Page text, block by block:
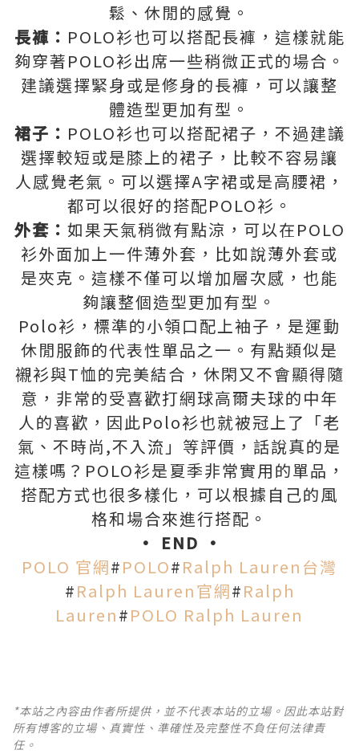
鬆、休閒的感覺。
長褲： POLO衫也可以搭配長褲，這樣就能
夠穿著POLO衫出席一些稍微正式的場合。
建議選擇緊身或是修身的長褲，可以讓整
體造型更加有型。
裙子： POLO衫也可以搭配裙子，不過建議
選擇較短或是膝上的裙子，比較不容易讓
人感覺老氣。可以選擇A字裙或是高腰裙，
都可以很好的搭配POLO衫。
外套： 如果天氣稍微有點涼，可以在POLO
衫外面加上一件薄外套，比如說薄外套或
是夾克。這樣不僅可以增加層次感，也能
夠讓整個造型更加有型。
Polo衫，標準的小領口配上袖子，是運動
休閒服飾的代表性單品之一。有點類似是
襯衫與T恤的完美結合，休閑又不會顯得隨
意，非常的受喜歡打網球高爾夫球的中年
人的喜歡，因此Polo衫也就被冠上了「老
氣、不時尚,不入流」等評價，話說真的是
這樣嗎？POLO衫是夏季非常實用的單品，
搭配方式也很多樣化，可以根據自己的風
格和場合來進行搭配。
• END •
POLO 官網#POLO#Ralph Lauren台灣
#Ralph Lauren官網#Ralph
Lauren#POLO Ralph Lauren
*本站之內容由作者所提供，並不代表本站的立場。因此本站對
所有博客的立場、真實性、準確性及完整性不負任何法律責
任。